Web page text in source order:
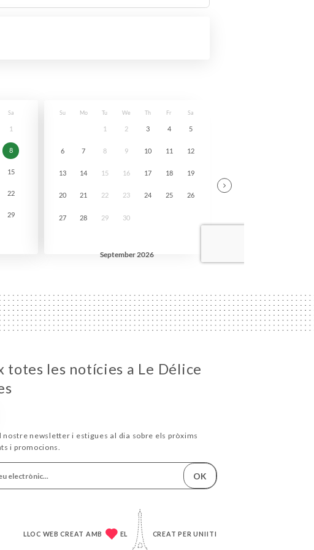
totes les notícies a Le Délice
nostre newsletter i estigues al dia sobre els pròxims
i promocions.
OK
LLOC WEB CREAT AMB EL CREAT PERUNIITI